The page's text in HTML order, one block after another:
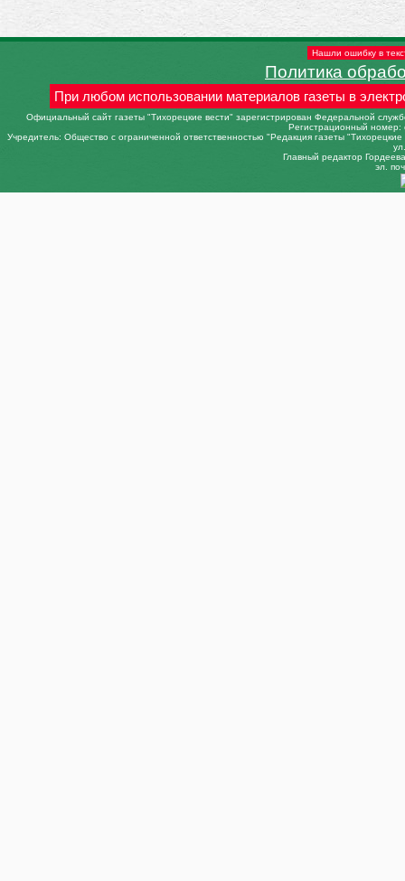
Нашли ошибку в
Политика
При любом использовании материалов газеты в
Официальный сайт газеты "Тихорецкие вести" зарегистрирован Федеральной
Регистрационный
Учредитель: Общество с ограниченной ответственностью "Редакция газеты
Главный редактор
эл.